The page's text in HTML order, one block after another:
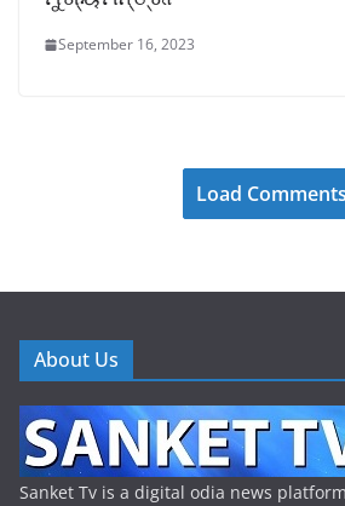
September 16, 2023
Load Comments
About Us
Sanket Tv is a digital odia news